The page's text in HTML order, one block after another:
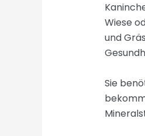
Wiese
und
Sie